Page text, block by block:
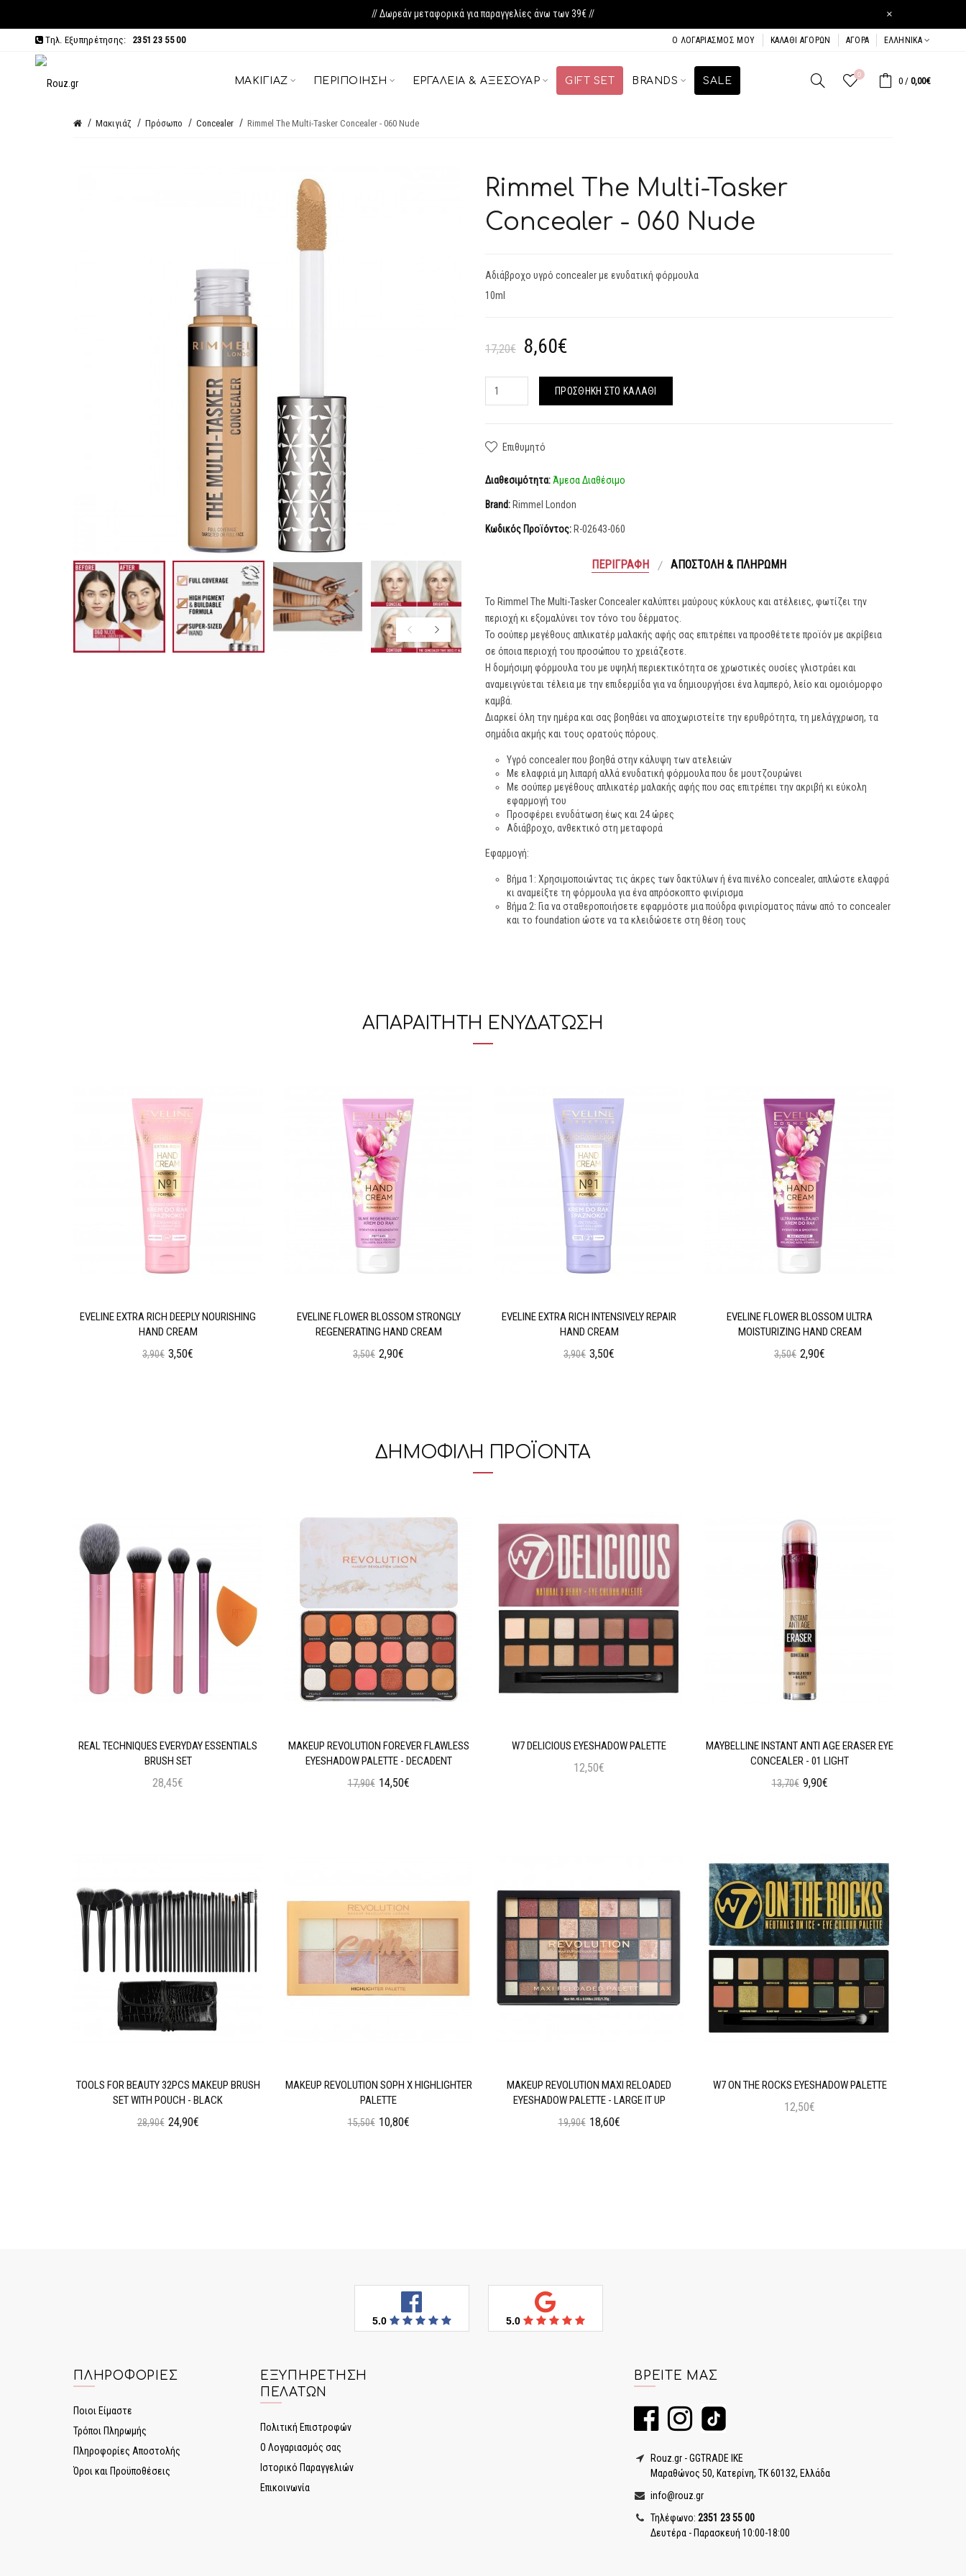
// Δωρεάν μεταφορικά για παραγγελίες άνω των 39€ // ×
Τηλ. Εξυπηρέτησης: 2351 23 55 00 Ο ΛΟΓΑΡΙΑΣΜΌΣ ΜΟΥ ΚΑΛΆΘΙ ΑΓΟΡΏΝ ΑΓΟΡΆ ΕΛΛΗΝΙΚΆ
ΜΑΚΙΓΙΆΖ ΠΕΡΙΠΟΊΗΣΗ ΕΡΓΑΛΕΊΑ & ΑΞΕΣΟΥΆΡ GIFT SET BRANDS SALE
0
0 / 0,00€
Μακιγιάζ Πρόσωπο Concealer Rimmel The Multi-Tasker Concealer - 060 Nude
Rimmel The Multi-Tasker
Concealer - 060 Nude
Αδιάβροχο υγρό concealer με ενυδατική φόρμουλα
10ml
17,20€ 8,60€
ΠΡΟΣΘΉΚΗ ΣΤΟ ΚΑΛΆΘΙ
Επιθυμητό
Διαθεσιμότητα: Άμεσα Διαθέσιμο
Brand: Rimmel London
Κωδικός Προϊόντος: R-02643-060
ΠΕΡΙΓΡΑΦΉ ΑΠΟΣΤΟΛΉ & ΠΛΗΡΩΜΉ
Το Rimmel The Multi-Tasker Concealer καλύπτει μαύρους κύκλους και ατέλειες, φωτίζει την
περιοχή κι εξομαλύνει τον τόνο του δέρματος.
Το σούπερ μεγέθους απλικατέρ μαλακής αφής σας επιτρέπει να προσθέτετε προϊόν με ακρίβεια
σε όποια περιοχή του προσώπου το χρειάζεστε.
Η δομήσιμη φόρμουλα του με υψηλή περιεκτικότητα σε χρωστικές ουσίες γλιστράει και
αναμειγνύεται τέλεια με την επιδερμίδα για να δημιουργήσει ένα λαμπερό, λείο και ομοιόμορφο
καμβά.
Διαρκεί όλη την ημέρα και σας βοηθάει να αποχωριστείτε την ερυθρότητα, τη μελάγχρωση, τα
σημάδια ακμής και τους ορατούς πόρους.
Υγρό concealer που βοηθά στην κάλυψη των ατελειών
Με ελαφριά μη λιπαρή αλλά ενυδατική φόρμουλα που δε μουτζουρώνει
Με σούπερ μεγέθους απλικατέρ μαλακής αφής που σας επιτρέπει την ακριβή κι εύκολη
εφαρμογή του
Προσφέρει ενυδάτωση έως και 24 ώρες
Αδιάβροχο, ανθεκτικό στη μεταφορά
Εφαρμογή:
Βήμα 1: Χρησιμοποιώντας τις άκρες των δακτύλων ή ένα πινέλο concealer, απλώστε ελαφρά
κι αναμείξτε τη φόρμουλα για ένα απρόσκοπτο φινίρισμα
Βήμα 2: Για να σταθεροποιήσετε εφαρμόστε μια πούδρα φινιρίσματος πάνω από το concealer
και το foundation ώστε να τα κλειδώσετε στη θέση τους
ΑΠΑΡΑΙΤΗΤΗ ΕΝΥΔΑΤΩΣΗ
EVELINE EXTRA RICH DEEPLY NOURISHING
HAND CREAM
3,90€ 3,50€
EVELINE FLOWER BLOSSOM STRONGLY
REGENERATING HAND CREAM
3,50€ 2,90€
EVELINE EXTRA RICH INTENSIVELY REPAIR
HAND CREAM
3,90€ 3,50€
EVELINE FLOWER BLOSSOM ULTRA
MOISTURIZING HAND CREAM
3,50€ 2,90€
ΔΗΜΟΦΙΛΗ ΠΡΟΪΟΝΤΑ
REAL TECHNIQUES EVERYDAY ESSENTIALS
BRUSH SET
28,45€
TOOLS FOR BEAUTY 32PCS MAKEUP BRUSH
SET WITH POUCH - BLACK
28,90€ 24,90€
MAKEUP REVOLUTION FOREVER FLAWLESS
EYESHADOW PALETTE - DECADENT
17,90€ 14,50€
MAKEUP REVOLUTION SOPH X HIGHLIGHTER
PALETTE
15,50€ 10,80€
W7 DELICIOUS EYESHADOW PALETTE
12,50€
MAKEUP REVOLUTION MAXI RELOADED
EYESHADOW PALETTE - LARGE IT UP
19,90€ 18,60€
MAYBELLINE INSTANT ANTI AGE ERASER EYE
CONCEALER - 01 LIGHT
13,70€ 9,90€
W7 ON THE ROCKS EYESHADOW PALETTE
12,50€
5.0 5.0
ΠΛΗΡΟΦΟΡΊΕΣ
Ποιοι Είμαστε
Τρόποι Πληρωμής
Πληροφορίες Αποστολής
Όροι και Προϋποθέσεις
ΕΞΥΠΗΡΈΤΗΣΗ
ΠΕΛΑΤΏΝ
Πολιτική Επιστροφών
Ο Λογαριασμός σας
Ιστορικό Παραγγελιών
Επικοινωνία
ΒΡΕΊΤΕ ΜΑΣ
Rouz.gr - GGTRADE IKE
Μαραθώνος 50, Κατερίνη, ΤΚ 60132, Ελλάδα
info@rouz.gr
Τηλέφωνο: 2351 23 55 00
Δευτέρα - Παρασκευή 10:00-18:00